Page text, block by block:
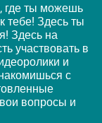
где ты можешь
тебе! Здесь ты
Здесь на
участвовать в
и
с
вопросы и